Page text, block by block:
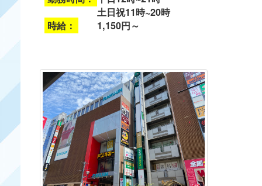
土日祝11時~20時
時給：
1,150円～